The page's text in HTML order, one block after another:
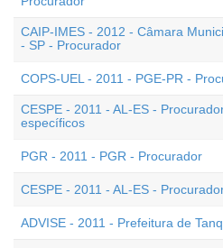
CAIP-IMES - 2012 - Câmara
- SP - Procurador
COPS-UEL - 2011 - PGE-PR -
CESPE - 2011 - AL-ES -
específicos
PGR - 2011 - PGR - Procurador
CESPE - 2011 - AL-ES -
ADVISE - 2011 - Prefeitura de